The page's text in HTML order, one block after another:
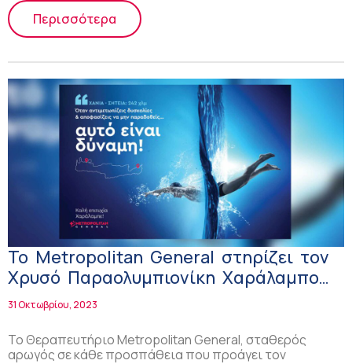
Περισσότερα
Το Metropolitan General στηρίζει τον
Χρυσό Παραολυμπιονίκη Χαράλαμπο
Ταϊγανίδη στους επόμενους
κολυμβητικούς του αγώνες!
31 Οκτωβρίου, 2023
Το Θεραπευτήριο Metropolitan General, σταθερός
αρωγός σε κάθε προσπάθεια που προάγει τον